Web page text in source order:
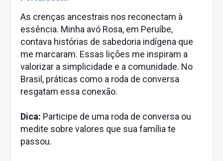
As crenças ancestrais nos reconectam à
essência. Minha avó Rosa, em Peruíbe,
contava histórias de sabedoria indígena que
me marcaram. Essas lições me inspiram a
valorizar a simplicidade e a comunidade. No
Brasil, práticas como a roda de conversa
resgatam essa conexão.
Dica: Participe de uma roda de conversa ou
medite sobre valores que sua família te
passou.